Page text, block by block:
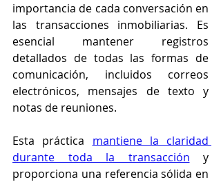
importancia de cada conversación en
las transacciones inmobiliarias. Es
esencial mantener registros
detallados de todas las formas de
comunicación, incluidos correos
electrónicos, mensajes de texto y
notas de reuniones.
Esta práctica mantiene la claridad
durante toda la transacción y
proporciona una referencia sólida en